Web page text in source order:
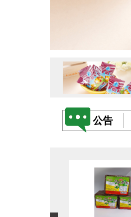
公告